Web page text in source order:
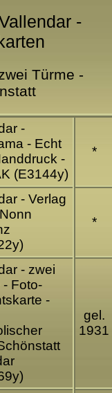
-
Türme -
-
- Echt
-
(E3144y)
*
- Verlag
*
- zwei
- Foto-
-
gel.
1931